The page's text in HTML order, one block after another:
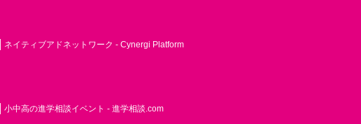
ネイティブアドネットワーク - Cynergi Platform
小中高の進学相談イベント - 進学相談.com